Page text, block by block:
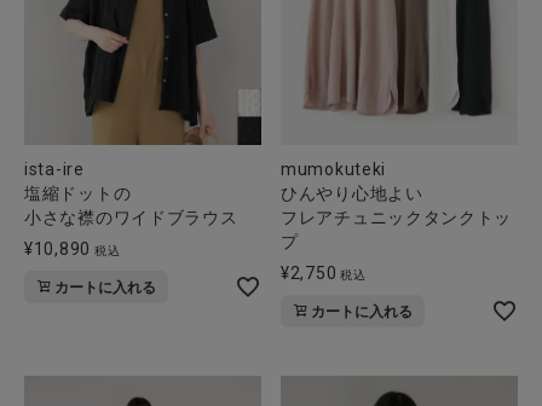
ista-ire
塩縮ドットの
小さな襟のワイドブラウス
¥10,890 税込
カートに入れる
mumokuteki
ひんやり心地よい
フレアチュニックタンクトッ
プ
¥2,750 税込
カートに入れる